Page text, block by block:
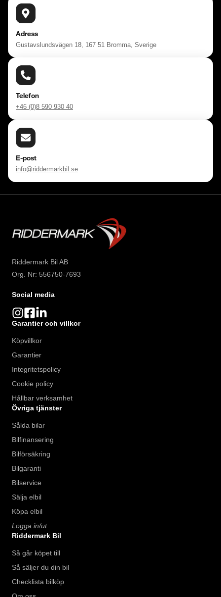
Adress
Gustavslundsvägen 18, 167 51 Bromma, Sverige
Telefon
+46 (0)8 590 930 40
E-post
info@riddermarkbil.se
Riddermark Bil AB
Org. Nr: 556750-7693
Social media
Garantier och villkor
Köpvillkor
Garantier
Integritetspolicy
Cookie policy
Hållbar verksamhet
Övriga tjänster
Sålda bilar
Bilfinansering
Bilförsäkring
Bilgaranti
Bilservice
Sälja elbil
Köpa elbil
Logga in/ut
Riddermark Bil
Så går köpet till
Så säljer du din bil
Checklista bilköp